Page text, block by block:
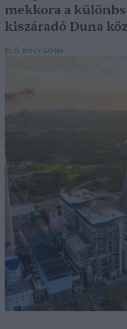
mekkora a
kiszáradó Duna
ÉLŐ BOLYGÓNK